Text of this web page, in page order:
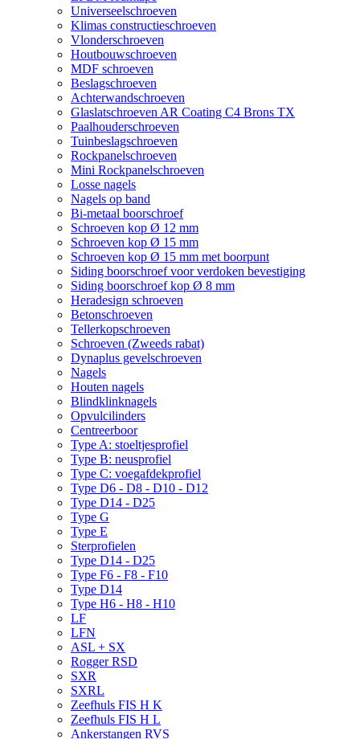
Universeelschroeven
Klimas constructieschroeven
Vlonderschroeven
Houtbouwschroeven
MDF schroeven
Beslagschroeven
Achterwandschroeven
Glaslatschroeven AR Coating C4 Brons TX
Paalhouderschroeven
Tuinbeslagschroeven
Rockpanelschroeven
Mini Rockpanelschroeven
Losse nagels
Nagels op band
Bi-metaal boorschroef
Schroeven kop Ø 12 mm
Schroeven kop Ø 15 mm
Schroeven kop Ø 15 mm met boorpunt
Siding boorschroef voor verdoken bevestiging
Siding boorschroef kop Ø 8 mm
Heradesign schroeven
Betonschroeven
Tellerkopschroeven
Schroeven (Zweeds rabat)
Dynaplus gevelschroeven
Nagels
Houten nagels
Blindklinknagels
Opvulcilinders
Centreerboor
Type A: stoeltjesprofiel
Type B: neusprofiel
Type C: voegafdekprofiel
Type D6 - D8 - D10 - D12
Type D14 - D25
Type G
Type E
Sterprofielen
Type D14 - D25
Type F6 - F8 - F10
Type D14
Type H6 - H8 - H10
LF
LFN
ASL + SX
Rogger RSD
SXR
SXRL
Zeefhuls FIS H K
Zeefhuls FIS H L
Ankerstangen RVS